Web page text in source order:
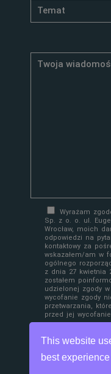
This website
best
Wyrażam
Sp. z o. o. ul.
Wrocław, moich
odpowiedzi na
kontaktowy za
wskazałem/am w
ogólnego
z dnia 27 kwietnia
zostałem
udzielonej zgody
wycofanie zgody
przetwarzania,
przed jej